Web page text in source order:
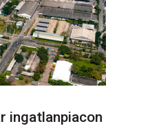
ingatlanpiacon